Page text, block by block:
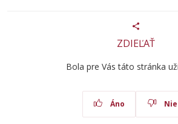
ZDIEĽAŤ
Bola pre Vás táto stránka
Áno Nie